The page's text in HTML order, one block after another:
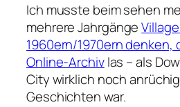
Ich musste beim sehen
mehrere Jahrgänge
1960ern/1970ern denken,
Online-Archivlas – als
City wirklich noch
Geschichten war.